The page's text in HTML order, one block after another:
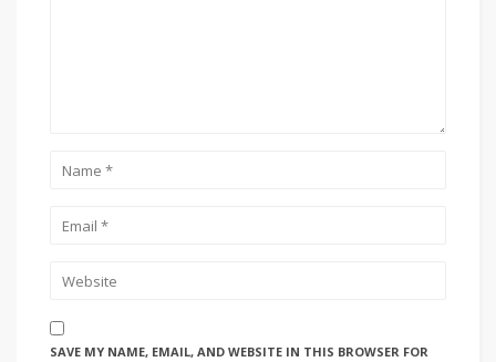
SAVE MY NAME, EMAIL, AND WEBSITE IN THIS BROWSER FOR